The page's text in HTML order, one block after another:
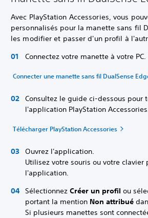
Avec PlayStation Accessories, vous
personnalisés pour la manette sans fil
les modifier et passer d'un profil à
Connectez votre manette à votre PC.
Connecter une manette sans fil DualSense
Consultez le guide ci-dessous pour
l'application PlayStation
Télécharger PlayStation Accessories
Ouvrez l'application.
Utilisez votre souris ou votre clavier
l'application.
Sélectionnez Créer un profil ou
portant la mention Non attribué
Si plusieurs manettes sont